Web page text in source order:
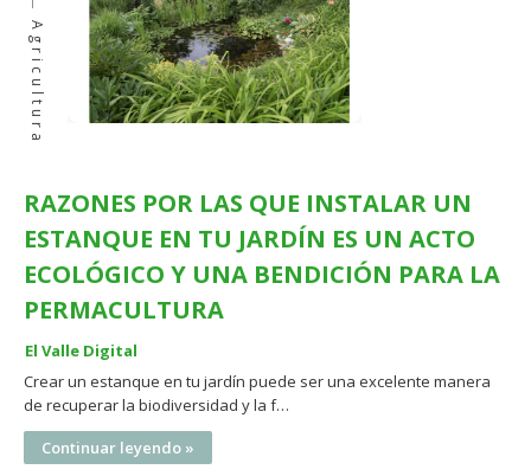
Agricultura
RAZONES POR LAS QUE INSTALAR UN
ESTANQUE EN TU JARDÍN ES UN ACTO
ECOLÓGICO Y UNA BENDICIÓN PARA LA
PERMACULTURA
El Valle Digital
Crear un estanque en tu jardín puede ser una excelente manera
de recuperar la biodiversidad y la f…
Continuar leyendo »